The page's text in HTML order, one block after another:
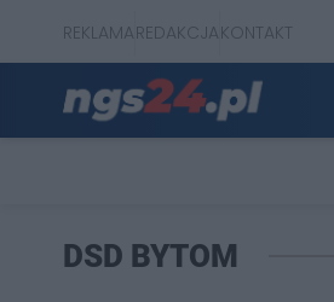
REKLAMAREDAKCJAKONTAKT
DSD BYTOM